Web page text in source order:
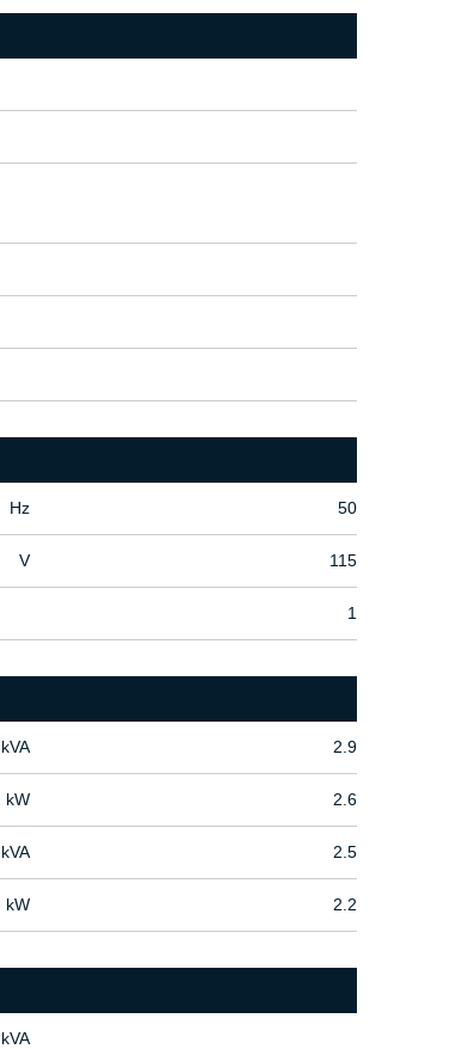
Hz 50
V 115
1
kVA 2.9
kW 2.6
kVA 2.5
kW 2.2
kVA